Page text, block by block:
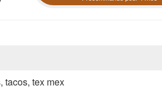
tacos, tex mex